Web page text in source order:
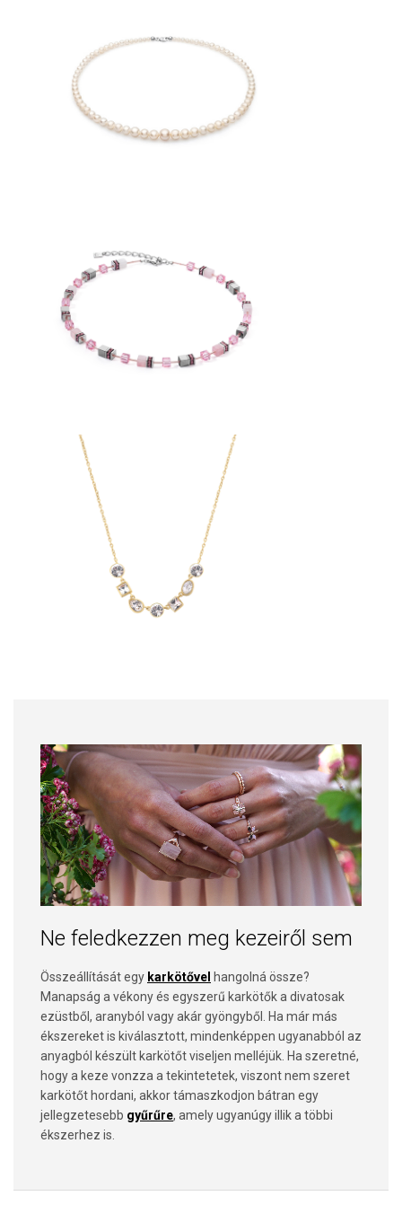
Ne feledkezzen meg kezeiről sem
Összeállítását egy karkötővel hangolná össze?
Manapság a vékony és egyszerű karkötők a divatosak
ezüstből, aranyból vagy akár gyöngyből. Ha már más
ékszereket is kiválasztott, mindenképpen ugyanabból az
anyagból készült karkötőt viseljen melléjük. Ha szeretné,
hogy a keze vonzza a tekintetetek, viszont nem szeret
karkötőt hordani, akkor támaszkodjon bátran egy
jellegzetesebb gyűrűre, amely ugyanúgy illik a többi
ékszerhez is.